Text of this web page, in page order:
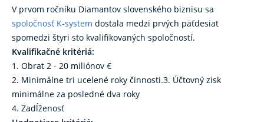
V prvom ročníku Diamantov slovenského biznisu sa
spoločnosť K-system dostala medzi prvých päťdesiat
spomedzi štyri sto kvalifikovaných spoločností.
Kvalifikačné kritériá:
1. Obrat 2 - 20 miliónov €
2. Minimálne tri ucelené roky činnosti.3. Účtovný zisk
minimálne za posledné dva roky
4. Zadĺženosť